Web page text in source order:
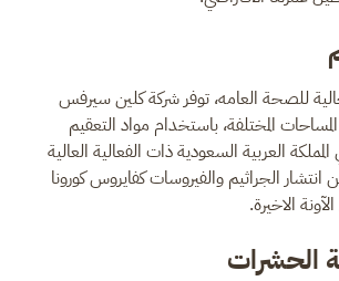
للصحة العامه، توفر شركة كلين سيرفس
المختلفة، باستخدام مواد التعقيم
المملكة العربية السعودية ذات الفعالية العالية
انتشار الجراثيم والفيروسات كفايروس كورونا
الاخيرة.
الحشرات